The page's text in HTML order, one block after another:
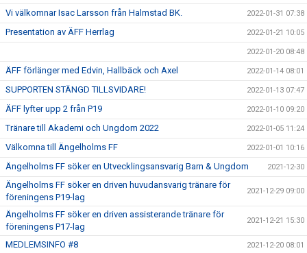
Vi välkomnar Isac Larsson från Halmstad BK. 2022-01-31 07:38
Presentation av ÄFF Herrlag 2022-01-21 10:05
2022-01-20 08:48
ÄFF förlänger med Edvin, Hallbäck och Axel 2022-01-14 08:01
SUPPORTEN STÄNGD TILLSVIDARE! 2022-01-13 07:47
ÄFF lyfter upp 2 från P19 2022-01-10 09:20
Tränare till Akademi och Ungdom 2022 2022-01-05 11:24
Välkomna till Ängelholms FF 2022-01-01 10:16
Ängelholms FF söker en Utvecklingsansvarig Barn & Ungdom 2021-12-30
Ängelholms FF söker en driven huvudansvarig tränare för
föreningens P19-lag
2021-12-29 09:00
Ängelholms FF söker en driven assisterande tränare för
föreningens P17-lag
2021-12-21 15:30
MEDLEMSINFO #8 2021-12-20 08:01